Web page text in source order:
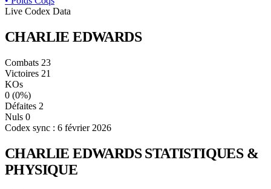
Live Codex Data
CHARLIEEDWARDS
Combats 23
Victoires 21
KOs
0 (0%)
Défaites 2
Nuls 0
Codex sync : 6 février 2026
CHARLIE EDWARDSSTATISTIQUES &
PHYSIQUE